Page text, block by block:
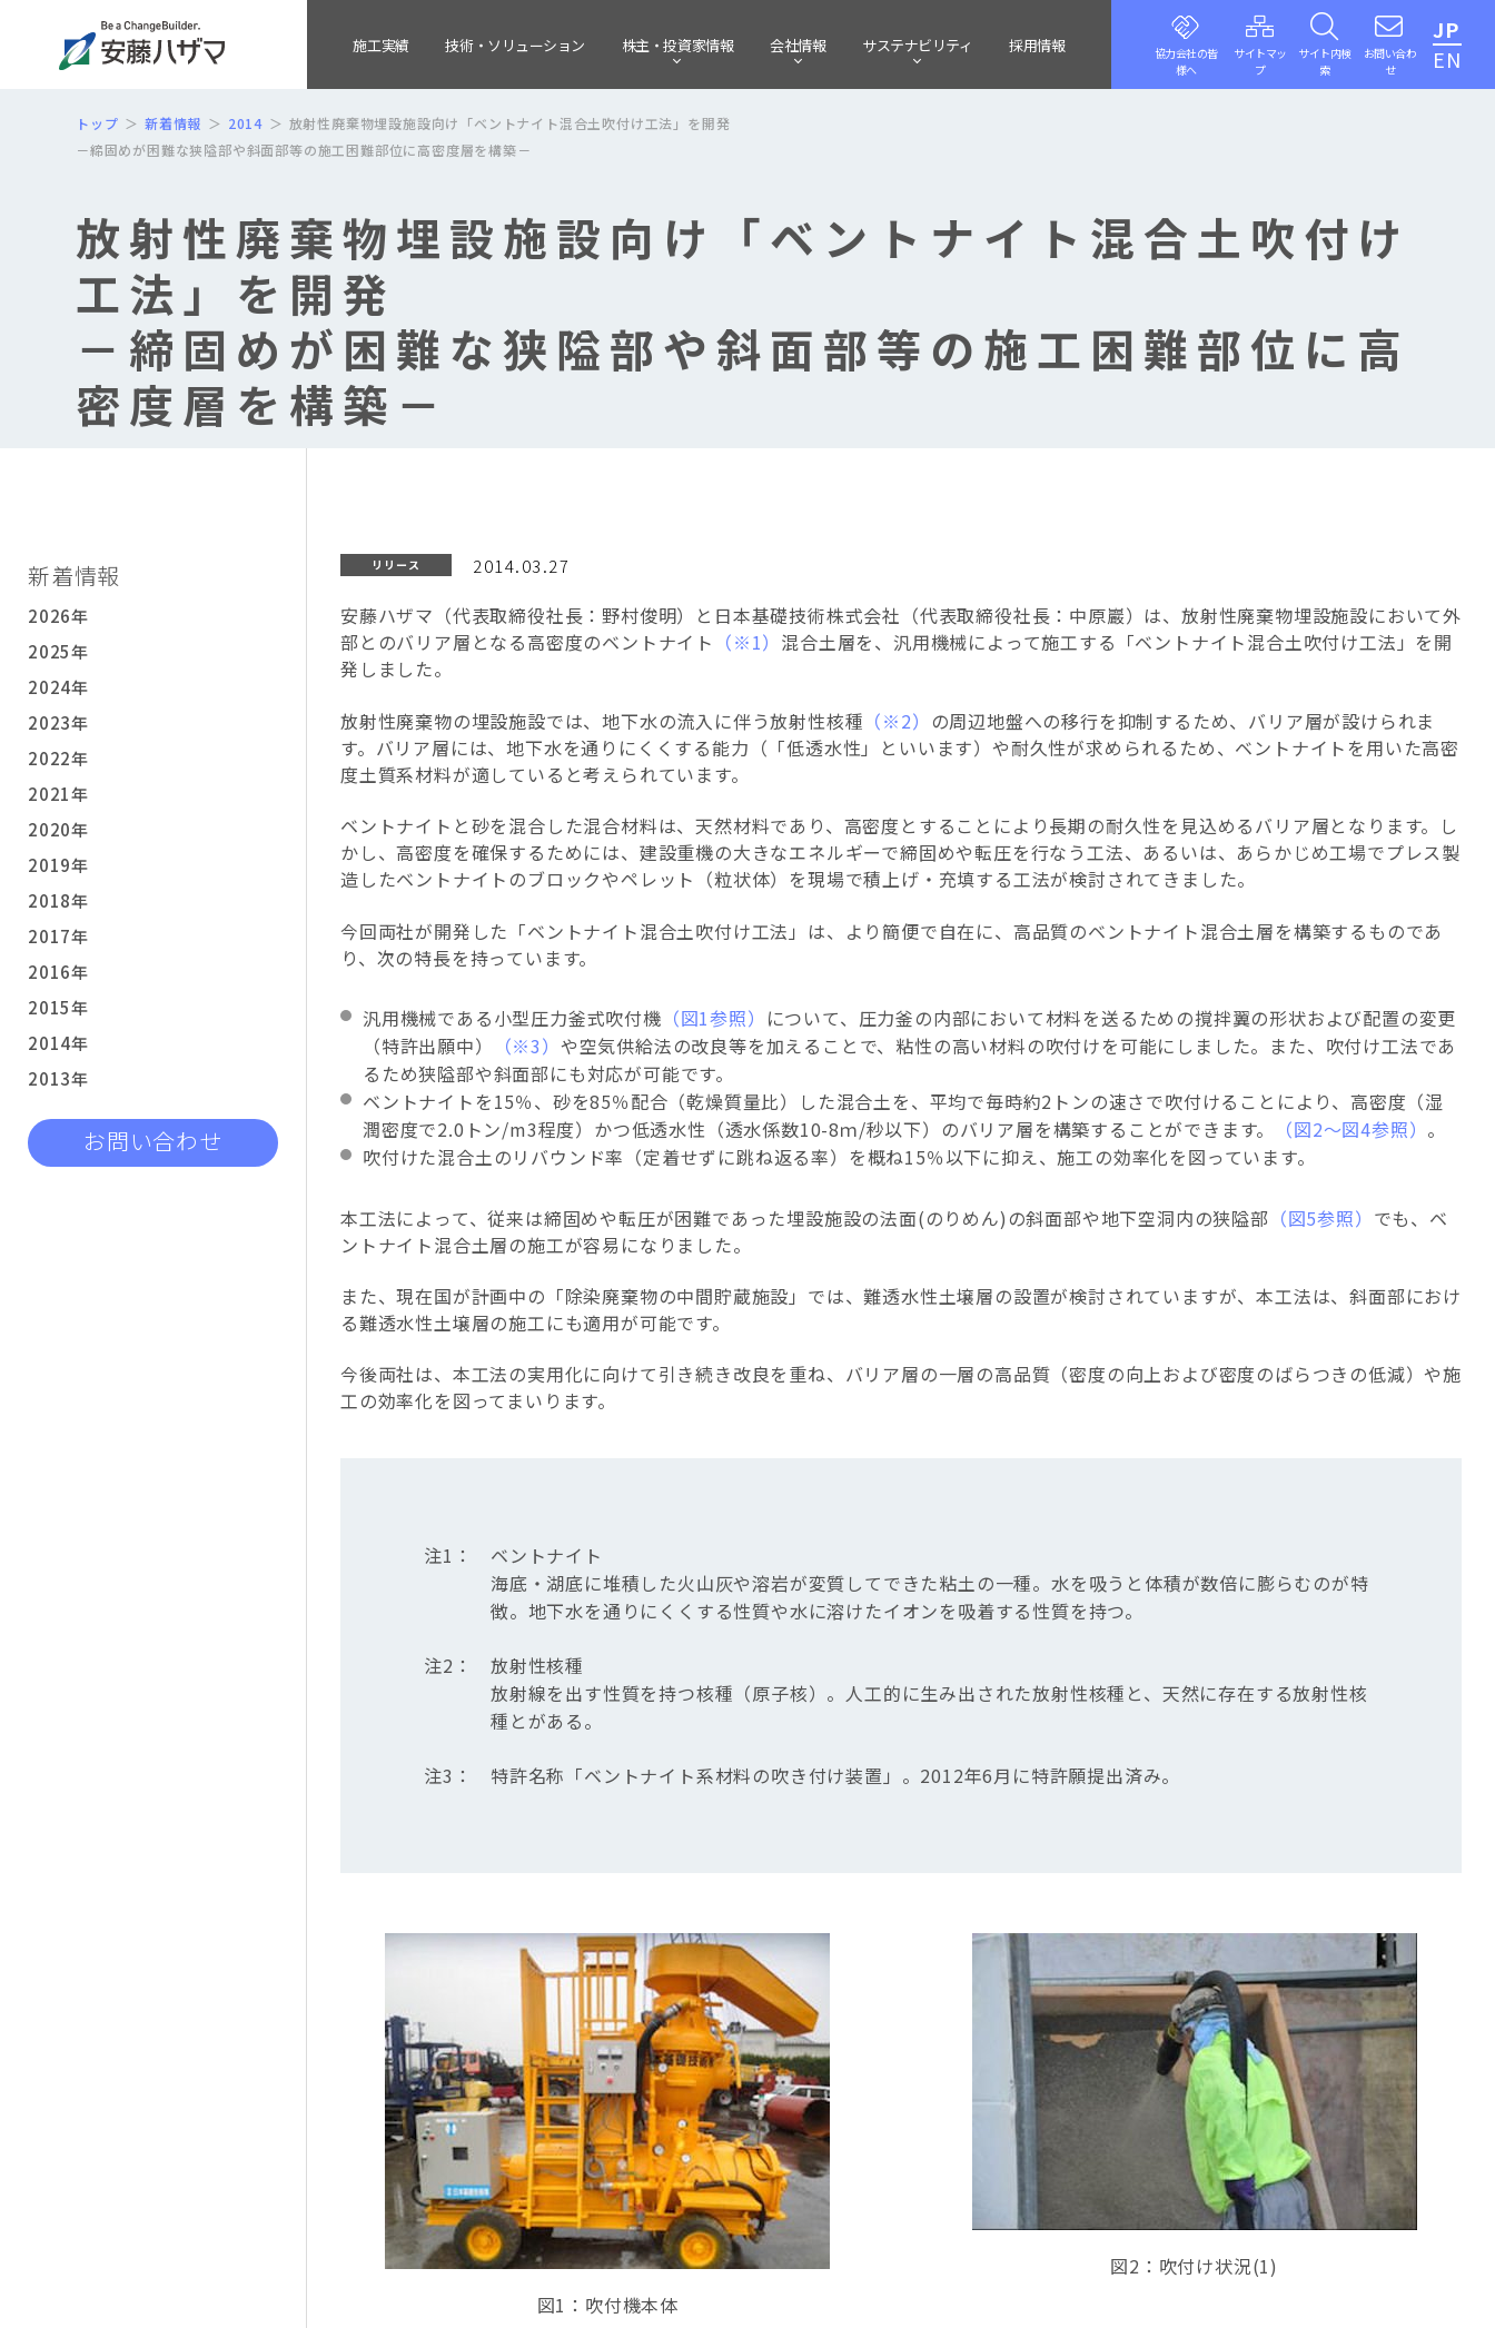
施工実績 技術・ ソリューション 株主・投資家情報 会社情報 サステナビリティ 採用情報
協力会社の皆
様へ
サイトマッ
プ
サイト内検
索
お問い合わ
せ
JP
EN
トップ 新着情報 2014
放射性廃棄物埋設施設向け「ベントナイト混合土吹付け工法」を開発
－締固めが困難な狭隘部や斜面部等の施工困難部位に高密度層を構築－
放射性廃棄物埋設施設向け「ベントナイト混合土吹付け
工法」を開発
－締固めが困難な狭隘部や斜面部等の施工困難部位に高
密度層を構築－
新着情報
2026年
2025年
2024年
2023年
2022年
2021年
2020年
2019年
2018年
2017年
2016年
2015年
2014年
2013年
お問い合わせ
リリース 2014.03.27
安藤ハザマ（代表取締役社長：野村俊明）と日本基礎技術株式会社（代表取締役社長：中原巖）は、放射性廃棄物埋設施設において外
部とのバリア層となる高密度のベントナイト （※1） 混合土層を、汎用機械によって施工する「ベントナイト混合土吹付け工法」を開
発しました。
放射性廃棄物の埋設施設では、地下水の流入に伴う放射性核種 （※2） の周辺地盤への移行を抑制するため、バリア層が設けられま
す。バリア層には、地下水を通りにくくする能力（「低透水性」といいます）や耐久性が求められるため、ベントナイトを用いた高密
度土質系材料が適していると考えられています。
ベントナイトと砂を混合した混合材料は、天然材料であり、高密度とすることにより長期の耐久性を見込めるバリア層となります。し
かし、高密度を確保するためには、建設重機の大きなエネルギーで締固めや転圧を行なう工法、あるいは、あらかじめ工場でプレス製
造したベントナイトのブロックやペレット（粒状体）を現場で積上げ・充填する工法が検討されてきました。
今回両社が開発した「ベントナイト混合土吹付け工法」は、より簡便で自在に、高品質のベントナイト混合土層を構築するものであ
り、次の特長を持っています。
汎用機械である小型圧力釜式吹付機 （図1参照） について、圧力釜の内部において材料を送るための撹拌翼の形状および配置の変更
（特許出願中）
（※3） や空気供給法の改良等を加えることで、粘性の高い材料の吹付けを可能にしました。また、吹付け工法であ
るため狭隘部や斜面部にも対応が可能です。
ベントナイトを15％、砂を85％配合（乾燥質量比）した混合土を、平均で毎時約2トンの速さで吹付けることにより、高密度（湿
潤密度で2.0トン/m3程度）かつ低透水性（透水係数10-8ｍ/秒以下）のバリア層を構築することができます。
（図2～図4参照） 。
吹付けた混合土のリバウンド率（定着せずに跳ね返る率）を概ね15％以下に抑え、施工の効率化を図っています。
本工法によって、従来は締固めや転圧が困難であった埋設施設の法面(のりめん)の斜面部や地下空洞内の狭隘部 （図5参照） でも、ベ
ントナイト混合土層の施工が容易になりました。
また、現在国が計画中の「除染廃棄物の中間貯蔵施設」では、難透水性土壌層の設置が検討されていますが、本工法は、斜面部におけ
る難透水性土壌層の施工にも適用が可能です。
今後両社は、本工法の実用化に向けて引き続き改良を重ね、バリア層の一層の高品質（密度の向上および密度のばらつきの低減）や施
工の効率化を図ってまいります。
ベントナイト
海底・湖底に堆積した火山灰や溶岩が変質してできた粘土の一種。水を吸うと体積が数倍に膨らむのが特
徴。地下水を通りにくくする性質や水に溶けたイオンを吸着する性質を持つ。
放射性核種
放射線を出す性質を持つ核種（原子核）。人工的に生み出された放射性核種と、天然に存在する放射性核
種とがある。
特許名称「ベントナイト系材料の吹き付け装置」。2012年6月に特許願提出済み。
図1：吹付機本体
図2：吹付け状況(1)